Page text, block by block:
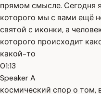
прямом смысле. Сегодня
которого мы с вами ещё
святой с иконки, а
которого происходит
какой-то
01:13
Speaker A
космический спор о том,